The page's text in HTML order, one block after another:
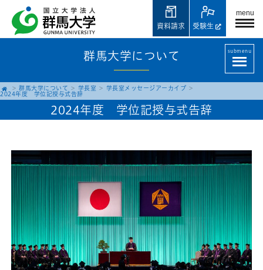
menu
受験生
資料請求
群馬大学について submenu
群馬大学について 学長室
学長室メッセージアーカイブ
2024年度 学位記授与式告辞
2024年度 学位記授与式告辞